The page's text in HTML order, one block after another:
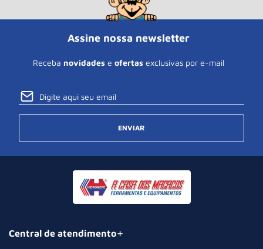
Assine nossa newsletter
Receba novidades e ofertas exclusivas por e-mail
ENVIAR
Central de atendimento